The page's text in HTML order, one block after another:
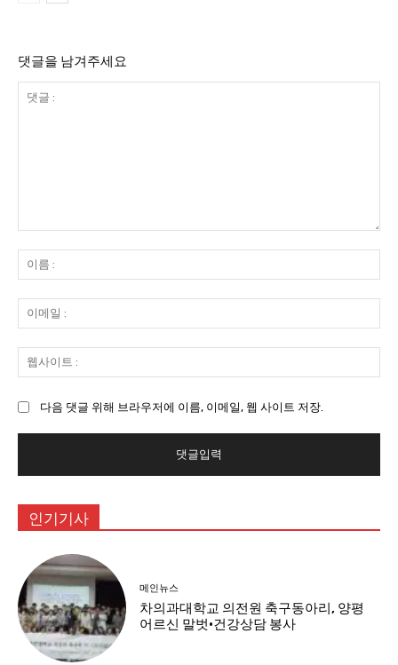
댓글을 남겨주세요
:
름
:
메
일
사
:
다음 댓글 위해 브라우저에 이름, 이메일, 웹 사이트 저장.
인기기사
메인뉴스
차의과대학교 의전원 축구동아리, 양평
어르신 말벗·건강상담 봉사